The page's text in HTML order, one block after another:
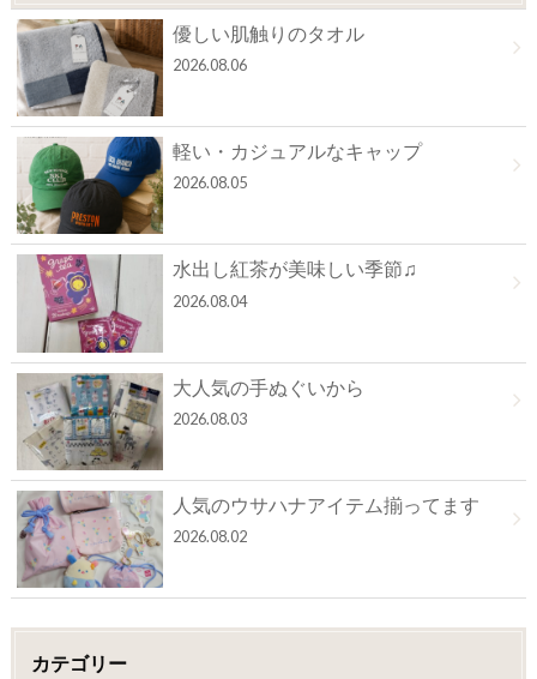
優しい肌触りのタオル
2026.08.06
軽い・カジュアルなキャップ
2026.08.05
水出し紅茶が美味しい季節♫
2026.08.04
大人気の手ぬぐいから
2026.08.03
人気のウサハナアイテム揃ってます
2026.08.02
カテゴリー